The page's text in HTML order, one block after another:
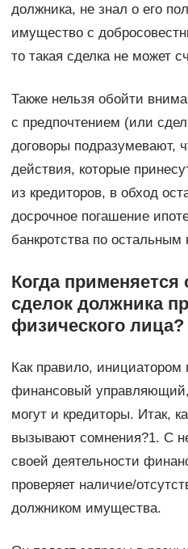
должника, не знал о его
имущество с
то такая сделка не может
Также нельзя обойти
с предпочтением (или
договоры подразумевают,
действия, которые
из кредиторов, в обход
досрочное погашение
банкротства по остальным
Когда применяется
сделок должника
физического лица?
Как правило, инициатором
финансовый управляющий,
могут и кредиторы. Итак,
вызывают сомнения?1. С
своей деятельности
проверяет наличие/
должником имущества.